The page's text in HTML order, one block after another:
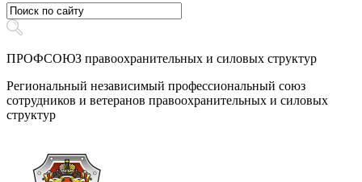
ПРОФСОЮЗ правоохранительных и силовых структур
Региональный независимый профессиональный союз
сотрудников и ветеранов правоохранительных и силовых
структур